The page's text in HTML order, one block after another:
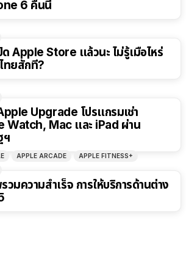
6 คืนนี้
Apple Store แล้วนะ ไม่รู้เมื่อไหร่
ทยสักที?
Upgrade โปรแกรมเช่า
Watch, Mac และ iPad ผ่าน
ฯ
APPLE ARCADE
APPLE FITNESS+
มความสำเร็จ การให้บริการด้านต่าง